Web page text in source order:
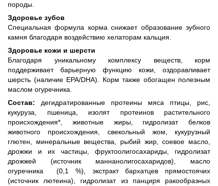
породы.
Здоровье зубов
Специальная формула корма снижает образование зубного
камня благодаря воздействию хелаторам кальция.
Здоровье кожи и шерсти
Благодаря уникальному комплексу веществ, корм
поддерживает барьерную функцию кожи, оздоравливает
шерсть (наличие EPA/DHA). Корм также обогащен полезным
маслом огуречника.
Состав: дегидратированные протеины мяса птицы, рис,
кукуруза, пшеница, изолят протеинов растительного
происхождения*, животные жиры, гидролизат белков
животного происхождения, свекольный жом, кукурузный
глютен, минеральные вещества, рыбий жир, соевое масло,
дрожжи и их частицы, фруктоолигосахариды, гидролизат
дрожжей (источник маннанолигосахаридов), масло
огуречника (0,1 %), экстракт бархатцев прямостоячих
(источник лютеина), гидролизат из панциря ракообразных